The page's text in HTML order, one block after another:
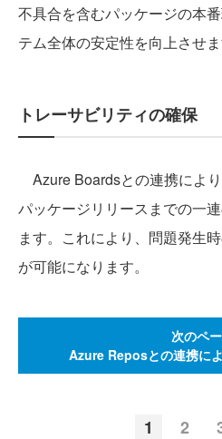
不具合を含むパッケージの本
テム全体の安定性を向上させま
トレーサビリティの確保
Azure Boardsとの連携により
パッケージリリースまでの一
ます。これにより、問題発生
が可能になります。
次のペ
Azure Reposとの連携に
1 2